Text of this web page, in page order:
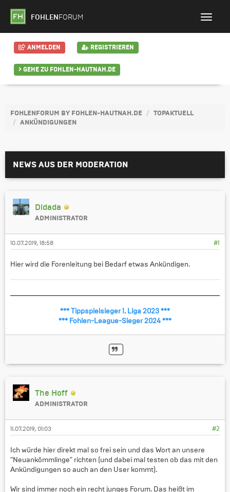
FOHLEN FORUM
ANMELDEN REGISTRIEREN
GEHE ZU FOHLEN-HAUTNAH.DE
FOHLENFORUM BY FOHLEN-HAUTNAH.DE
TOPAKTUELL
ANKÜNDIGUNGEN
NEWS AUS DER MODERATION
Didada
ADMINISTRATOR
#1
10.07.2019, 18:58
Hier wird die Forenleitung bei Bedarf etwas Ankündigen.
*** Tippspielsieger 1. Liga 2023 ***
*** Fohlen-League-Sieger 2024 ***
The Hoff
ADMINISTRATOR
#2
11.07.2019, 01:03
Ich würde hier direkt mal so frei sein und das Wort an unsere
"Neuankömmlinge" richten (und dabei mal testen ob das mit den
Ankündigungen so auch an den User kommt).
Wir sind immer noch ein recht junges Forum. Das heißt im